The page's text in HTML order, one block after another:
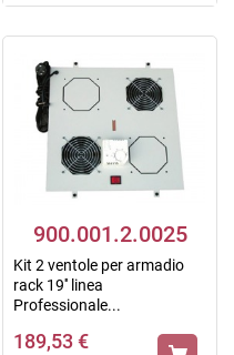
900.001.2.0025
Kit 2 ventole per armadio
rack 19'' linea
Professionale...
189,53 €